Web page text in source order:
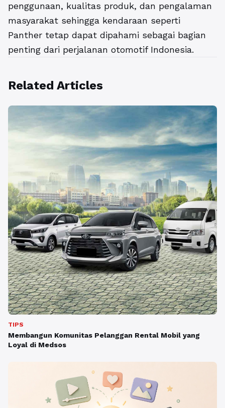
penggunaan, kualitas produk, dan pengalaman
masyarakat sehingga kendaraan seperti
Panther tetap dapat dipahami sebagai bagian
penting dari perjalanan otomotif Indonesia.
Related Articles
TIPS
Membangun Komunitas Pelanggan Rental Mobil yang
Loyal di Medsos